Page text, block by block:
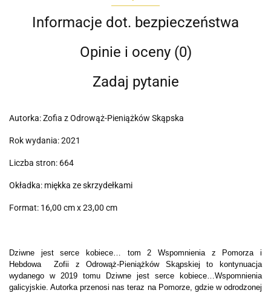
Informacje dot. bezpieczeństwa
Opinie i oceny (0)
Zadaj pytanie
Autorka: Zofia z Odrowąż-Pieniążków Skąpska
Rok wydania: 2021
Liczba stron: 664
Okładka: miękka ze skrzydełkami
Format: 16,00 cm x 23,00 cm
Dziwne jest serce kobiece… tom 2 Wspomnienia z Pomorza i
Hebdowa Zofii z Odrowąż-Pieniążków Skąpskiej to kontynuacja
wydanego w 2019 tomu Dziwne jest serce kobiece…Wspomnienia
galicyjskie. Autorka przenosi nas teraz na Pomorze, gdzie w odrodzonej